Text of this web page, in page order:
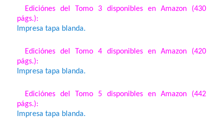
Ediciónes del Tomo 3 disponibles en Amazon (430
págs.):
Impresa tapa blanda.
Ediciónes del Tomo 4 disponibles en Amazon (420
págs.):
Impresa tapa blanda.
Ediciónes del Tomo 5 disponibles en Amazon (442
págs.):
Impresa tapa blanda.